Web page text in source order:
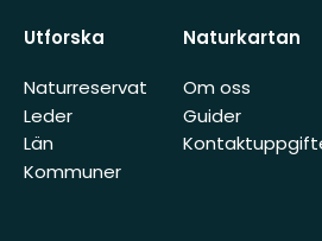
Utforska
Naturreservat
Leder
Län
Kommuner
Naturkartan
Om oss
Guider